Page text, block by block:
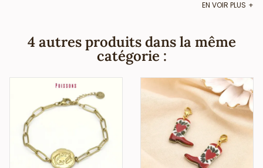
de 45cm. Il saura séduire toutes vos clientes par son côté
Vos clientes adoreront avoir autour du cou leur signe
zodiacal, reflet de leur personnalité. Vous pourrez proposer
à vos clientes de le porter avec un top en lin et un jean.
de la mode et de la beauté, vous annonce que ce collier
fantaisie bohème-chic ne contient pas de nickel, plomb ni
cadmium et est anti-allergique (conformément aux lois
françaises et européennes).
EN VOIR PLUS
4 autres produits dans la même
catégorie :